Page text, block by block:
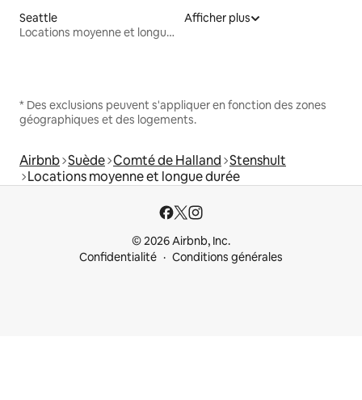
Seattle
Locations moyenne et longue durée
Afficher plus
* Des exclusions peuvent s'appliquer en fonction des zones
géographiques et des logements.
Airbnb Suède Comté de Halland Stenshult
Locations moyenne et longue durée
© 2026 Airbnb, Inc.
Confidentialité
Conditions générales